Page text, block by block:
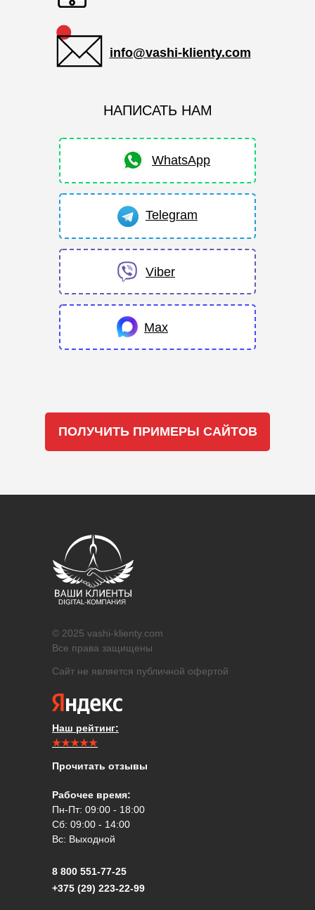
WhatsApp
Telegram
Max
info@vashi-klienty.com
НАПИСАТЬ НАМ
Viber
ПОЛУЧИТЬ ПРИМЕРЫ САЙТОВ
Наш рейтинг:
★★★★★
Прочитать отзывы
8 800 551-77-25
+375 (29) 223-22-99
Сайт не является публичной офертой
© 2025 vashi-klienty.com
Все права защищены
Рабочее время:
Пн-Пт: 09:00 - 18:00
Сб: 09:00 - 14:00
Вс: Выходной